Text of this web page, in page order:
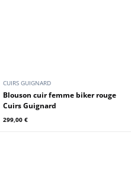
CUIRS GUIGNARD
Blouson cuir femme biker rouge
Cuirs Guignard
299,00 €